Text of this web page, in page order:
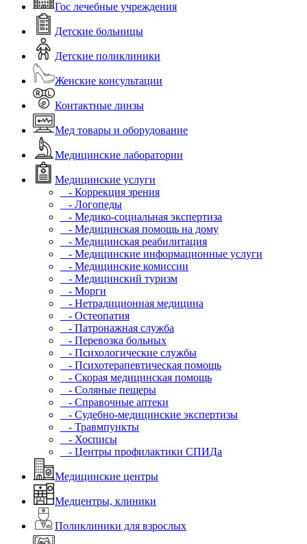
Гос лечебные учреждения
Детские больницы
Детские поликлиники
Женские консультации
Контактные линзы
Мед товары и оборудование
Медицинские лаборатории
Медицинские услуги
- Коррекция зрения
- Логопеды
- Медико-социальная экспертиза
- Медицинская помощь на дому
- Медицинская реабилитация
- Медицинские информационные услуги
- Медицинские комиссии
- Медицинский туризм
- Морги
- Нетрадиционная медицина
- Остеопатия
- Патронажная служба
- Перевозка больных
- Психологические службы
- Психотерапевтическая помощь
- Скорая медицинская помощь
- Соляные пещеры
- Справочные аптеки
- Судебно-медицинские экспертизы
- Травмпункты
- Хосписы
- Центры профилактики СПИДа
Медицинские центры
Медцентры, клиники
Поликлиники для взрослых